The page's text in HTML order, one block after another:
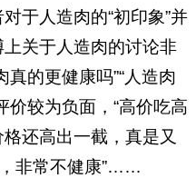
于人造肉的“初印象”并
关于人造肉的讨论非
的更健康吗”“人造肉
价较为负面，“高价吃高
还高出一截，真是又
，非常不健康”……